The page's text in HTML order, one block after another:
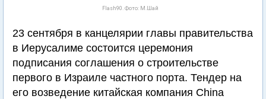
Flash90. Фото: М.Шай
23 сентября в канцелярии главы правительства
в Иерусалиме состоится церемония
подписания соглашения о строительстве
первого в Израиле частного порта. Тендер на
его возведение китайская компания China